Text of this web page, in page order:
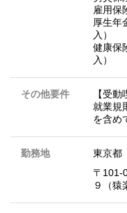
雇用保
厚生年
入）
健康
入）
その他要件
【受動
就業規
を含め
勤務地
東京都
〒101-
９（猿